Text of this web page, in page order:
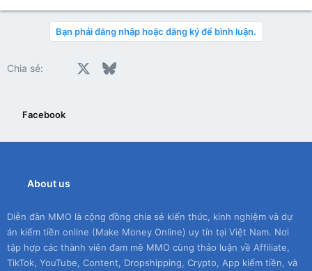
Bạn phải đăng nhập hoặc đăng ký để bình luận.
Chia sẻ: Facebook Bluesky
Facebook
About us
Diễn đàn MMO là cộng đồng chia sẻ kiến thức, kinh nghiệm và dự
án kiếm tiền online (Make Money Online) uy tín tại Việt Nam. Nơi
tập hợp các thành viên đam mê MMO cùng thảo luận về Affiliate,
TikTok, YouTube, Content, Dropshipping, Crypto, App kiếm tiền, và